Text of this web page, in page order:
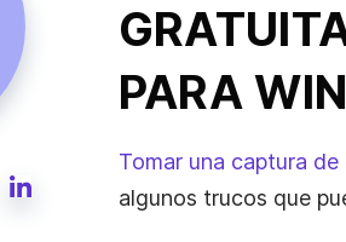
Al Cliente
mensajes de video personalizados y resuelve
más rápido.
Acelera las revisiones de diseño y mejora la
PARA
Tomar una captura
algunos trucos que